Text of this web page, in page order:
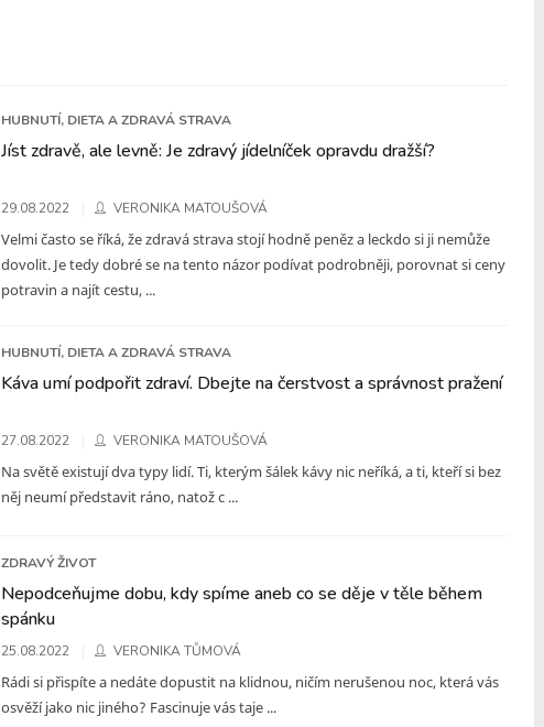
HUBNUTÍ, DIETA A ZDRAVÁ STRAVA
Jíst zdravě, ale levně: Je zdravý jídelníček opravdu dražší?
29.08.2022 VERONIKA MATOUŠOVÁ
Velmi často se říká, že zdravá strava stojí hodně peněz a leckdo si ji nemůže
dovolit. Je tedy dobré se na tento názor podívat podrobněji, porovnat si ceny
potravin a najít cestu, ...
HUBNUTÍ, DIETA A ZDRAVÁ STRAVA
Káva umí podpořit zdraví. Dbejte na čerstvost a správnost pražení
27.08.2022 VERONIKA MATOUŠOVÁ
Na světě existují dva typy lidí. Ti, kterým šálek kávy nic neříká, a ti, kteří si bez
něj neumí představit ráno, natož c ...
ZDRAVÝ ŽIVOT
Nepodceňujme dobu, kdy spíme aneb co se děje v těle během
spánku
25.08.2022 VERONIKA TŮMOVÁ
Rádi si přispíte a nedáte dopustit na klidnou, ničím nerušenou noc, která vás
osvěží jako nic jiného? Fascinuje vás taje ...